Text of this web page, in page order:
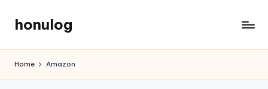
content
honulog
Home Amazon